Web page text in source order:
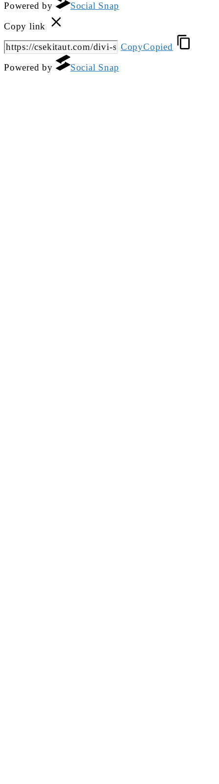
Powered by
Social Snap
Copy link
CopyCopied
Powered by
Social Snap